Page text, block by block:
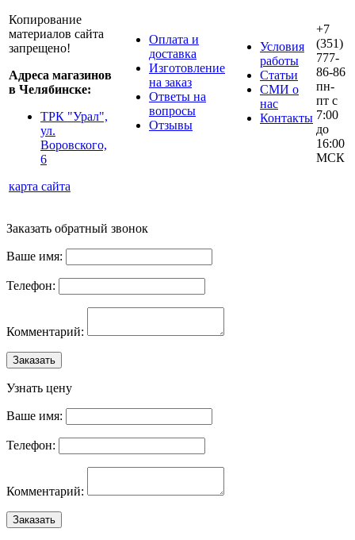
Копирование
материалов сайта
запрещено!
Адреса магазинов
в Челябинске:
ТРК "Урал",
ул.
Воровского,
6
карта сайта
Оплата и
доставка
Изготовление
на заказ
Ответы на
вопросы
Отзывы
Условия
работы
Статьи
СМИ о
нас
Контакты
+7
(351)
777-
86-86
пн-
пт с
7:00
до
16:00
МСК
Заказать обратный звонок
Ваше имя:
Телефон:
Комментарий:
Заказать
Узнать цену
Ваше имя:
Телефон:
Комментарий:
Заказать